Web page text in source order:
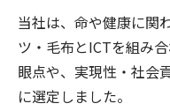
当社は、命や健康に関
ツ・毛布とICTを組み
眼点や、実現性・社会
に選定しました。